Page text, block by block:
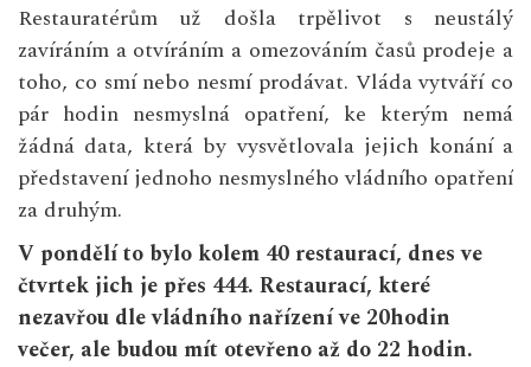
Restauratérům už došla trpělivot s neustálý
zavíráním a otvíráním a omezováním časů prodeje a
toho, co smí nebo nesmí prodávat. Vláda vytváří co
pár hodin nesmyslná opatření, ke kterým nemá
žádná data, která by vysvětlovala jejich konání a
představení jednoho nesmyslného vládního opatření
za druhým.
V pondělí to bylo kolem 40 restaurací, dnes ve
čtvrtek jich je přes 444. Restaurací, které
nezavřou dle vládního nařízení ve 20hodin
večer, ale budou mít otevřeno až do 22 hodin.